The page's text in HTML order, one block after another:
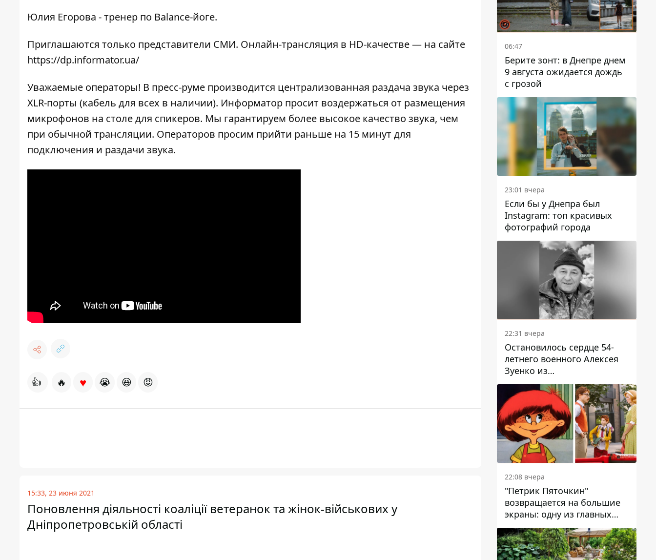
Юлия Егорова - тренер по Balance-йоге.
Приглашаются только представители СМИ. Онлайн-трансляция в HD-качестве — на сайте
https://dp.informator.ua/
Уважаемые операторы! В пресс-руме производится централизованная раздача звука через
XLR-порты (кабель для всех в наличии). Информатор просит воздержаться от размещения
микрофонов на столе для спикеров. Мы гарантируем более высокое качество звука, чем
при обычной трансляции. Операторов просим прийти раньше на 15 минут для
подключения и раздачи звука.
👍 🔥 ♥ 😭 😆 😡
15:33, 23 июня 2021
Поновлення діяльності коаліції ветеранок та жінок-військових у
Дніпропетровській області
06:47
Берите зонт: в Днепре днем ​​
9 августа ожидается дождь
с грозой
23:01 вчера
Если бы у Днепра был
Instagram: топ красивых
фотографий города
22:31 вчера
Остановилось сердце 54-
летнего военного Алексея
Зуенко из
Днепропетровской области
22:08 вчера
"Петрик Пяточкин"
возвращается на большие
экраны: одну из главных
ролей сыграет 9-летний
днепрянин Александр
Войтеховский